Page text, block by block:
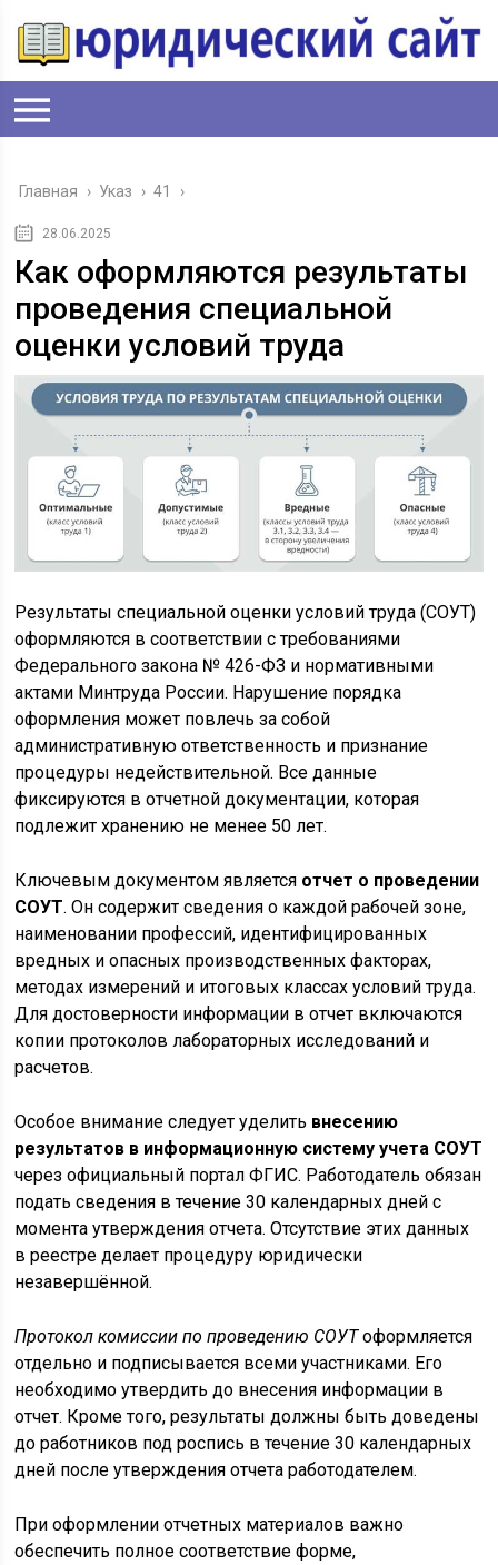
Главная › Указ › 41 ›
28.06.2025
Как оформляются результаты
проведения специальной
оценки условий труда
Результаты специальной оценки условий труда (СОУТ)
оформляются в соответствии с требованиями
Федерального закона № 426-ФЗ и нормативными
актами Минтруда России. Нарушение порядка
оформления может повлечь за собой
административную ответственность и признание
процедуры недействительной. Все данные
фиксируются в отчетной документации, которая
подлежит хранению не менее 50 лет.
Ключевым документом является отчет о проведении
СОУТ. Он содержит сведения о каждой рабочей зоне,
наименовании профессий, идентифицированных
вредных и опасных производственных факторах,
методах измерений и итоговых классах условий труда.
Для достоверности информации в отчет включаются
копии протоколов лабораторных исследований и
расчетов.
Особое внимание следует уделить внесению
результатов в информационную систему учета СОУТ
через официальный портал ФГИС. Работодатель обязан
подать сведения в течение 30 календарных дней с
момента утверждения отчета. Отсутствие этих данных
в реестре делает процедуру юридически
незавершённой.
Протокол комиссии по проведению СОУТоформляется
отдельно и подписывается всеми участниками. Его
необходимо утвердить до внесения информации в
отчет. Кроме того, результаты должны быть доведены
до работников под роспись в течение 30 календарных
дней после утверждения отчета работодателем.
При оформлении отчетных материалов важно
обеспечить полное соответствие форме,